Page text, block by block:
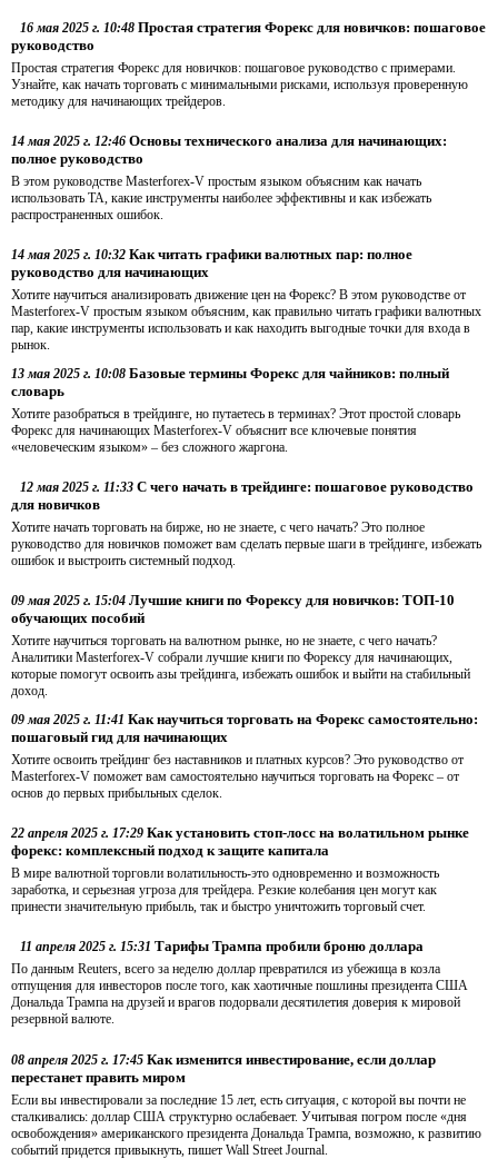
16 мая 2025 г. 10:48 Простая стратегия Форекс для новичков: пошаговое
руководство
Простая стратегия Форекс для новичков: пошаговое руководство с примерами.
Узнайте, как начать торговать с минимальными рисками, используя проверенную
методику для начинающих трейдеров.
14 мая 2025 г. 12:46 Основы технического анализа для начинающих:
полное руководство
В этом руководстве Masterforex-V простым языком объясним как начать
использовать ТА, какие инструменты наиболее эффективны и как избежать
распространенных ошибок.
14 мая 2025 г. 10:32 Как читать графики валютных пар: полное
руководство для начинающих
Хотите научиться анализировать движение цен на Форекс? В этом руководстве от
Masterforex-V простым языком объясним, как правильно читать графики валютных
пар, какие инструменты использовать и как находить выгодные точки для входа в
рынок.
13 мая 2025 г. 10:08 Базовые термины Форекс для чайников: полный
словарь
Хотите разобраться в трейдинге, но путаетесь в терминах? Этот простой словарь
Форекс для начинающих Masterforex-V объяснит все ключевые понятия
«человеческим языком» – без сложного жаргона.
12 мая 2025 г. 11:33 С чего начать в трейдинге: пошаговое руководство
для новичков
Хотите начать торговать на бирже, но не знаете, с чего начать? Это полное
руководство для новичков поможет вам сделать первые шаги в трейдинге, избежать
ошибок и выстроить системный подход.
09 мая 2025 г. 15:04 Лучшие книги по Форексу для новичков: ТОП-10
обучающих пособий
Хотите научиться торговать на валютном рынке, но не знаете, с чего начать?
Аналитики Masterforex-V собрали лучшие книги по Форексу для начинающих,
которые помогут освоить азы трейдинга, избежать ошибок и выйти на стабильный
доход.
09 мая 2025 г. 11:41 Как научиться торговать на Форекс самостоятельно:
пошаговый гид для начинающих
Хотите освоить трейдинг без наставников и платных курсов? Это руководство от
Masterforex-V поможет вам самостоятельно научиться торговать на Форекс – от
основ до первых прибыльных сделок.
22 апреля 2025 г. 17:29 Как установить стоп-лосс на волатильном рынке
форекс: комплексный подход к защите капитала
В мире валютной торговли волатильность-это одновременно и возможность
заработка, и серьезная угроза для трейдера. Резкие колебания цен могут как
принести значительную прибыль, так и быстро уничтожить торговый счет.
11 апреля 2025 г. 15:31 Тарифы Трампа пробили броню доллара
По данным Reuters, всего за неделю доллар превратился из убежища в козла
отпущения для инвесторов после того, как хаотичные пошлины президента США
Дональда Трампа на друзей и врагов подорвали десятилетия доверия к мировой
резервной валюте.
08 апреля 2025 г. 17:45 Как изменится инвестирование, если доллар
перестанет править миром
Если вы инвестировали за последние 15 лет, есть ситуация, с которой вы почти не
сталкивались: доллар США структурно ослабевает. Учитывая погром после «дня
освобождения» американского президента Дональда Трампа, возможно, к развитию
событий придется привыкнуть, пишет Wall Street Journal.